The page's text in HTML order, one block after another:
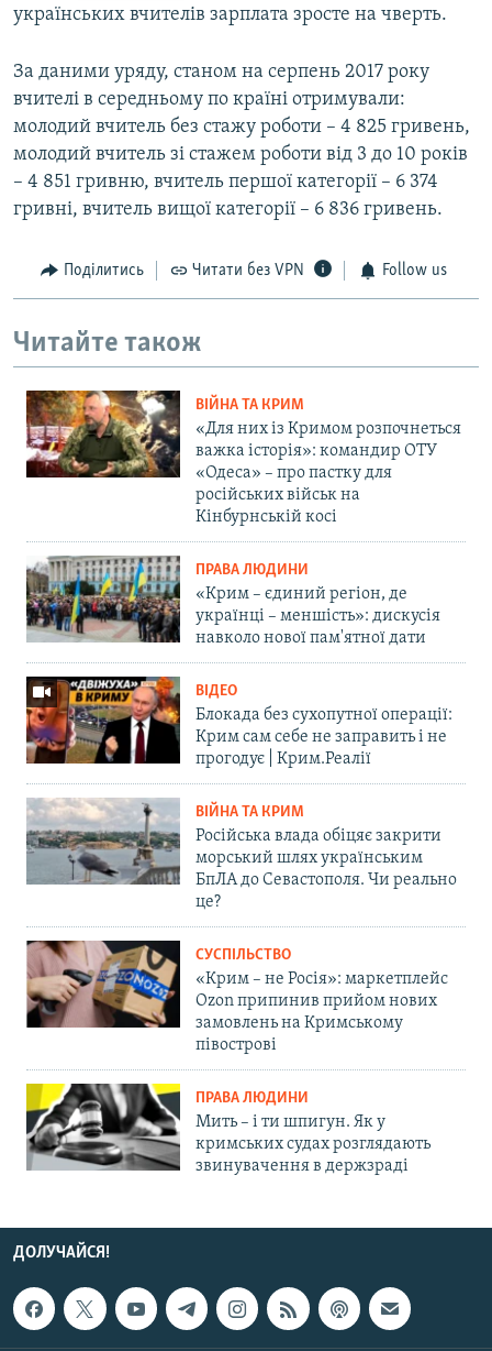
українських вчителів зарплата зросте на чверть.
За даними уряду, станом на серпень 2017 року
вчителі в середньому по країні отримували:
молодий вчитель без стажу роботи – 4 825 гривень,
молодий вчитель зі стажем роботи від 3 до 10 років
– 4 851 гривню, вчитель першої категорії – 6 374
гривні, вчитель вищої категорії – 6 836 гривень.
Поділитись Читати без VPN Follow us
Читайте також
ВІЙНА ТА КРИМ
«Для них із Кримом розпочнеться
важка історія»: командир ОТУ
«Одеса» – про пастку для
російських військ на
Кінбурнській косі
ПРАВА ЛЮДИНИ
«Крим – єдиний регіон, де
українці – меншість»: дискусія
навколо нової пам'ятної дати
ВІДЕО
Блокада без сухопутної операції:
Крим сам себе не заправить і не
прогодує | Крим.Реалії
ВІЙНА ТА КРИМ
Російська влада обіцяє закрити
морський шлях українським
БпЛА до Севастополя. Чи реально
це?
СУСПІЛЬСТВО
«Крим – не Росія»: маркетплейс
Ozon припинив прийом нових
замовлень на Кримському
півострові
ПРАВА ЛЮДИНИ
Мить – і ти шпигун. Як у
кримських судах розглядають
звинувачення в держзраді
ДОЛУЧАЙСЯ!